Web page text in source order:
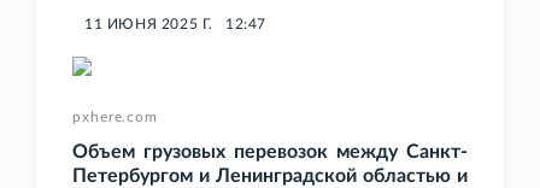
11 ИЮНЯ 2025 Г. 12:47
pxhere.com
Объем грузовых перевозок между Санкт-
Петербургом и Ленинградской областью и